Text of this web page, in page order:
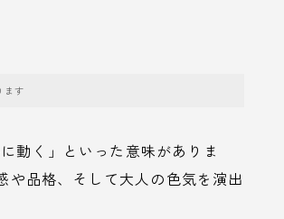
ます
動く」といった意味がありま
や品格、そして大人の色気を演出